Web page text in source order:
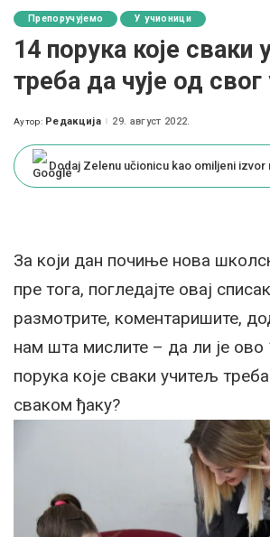
Препоручујемо У учионици
14 порука које сваки
треба да чује од
Posted
Аутор: Редакција 29. август 2022.
Dodaj Zelenu učionicu kao omiljeni izvor
За који дан почиње нова
пре тога, погледајте овај
размотрите, коментаришите,
нам шта мислите – да ли је
порука које сваки учитељ
сваком ђаку?